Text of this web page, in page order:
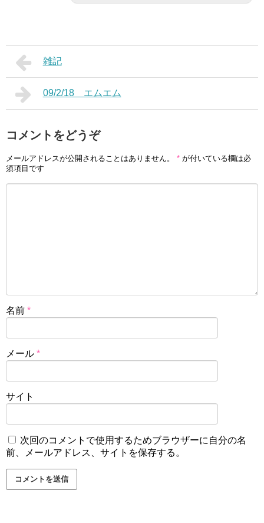
雑記
09/2/18 エムエム
コメントをどうぞ
メールアドレスが公開されることはありません。 * が付いている欄は必
須項目です
名前 *
メール *
サイト
次回のコメントで使用するためブラウザーに自分の名
前、メールアドレス、サイトを保存する。